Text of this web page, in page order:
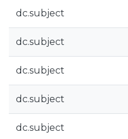
dc.subject
dc.subject
dc.subject
dc.subject
dc.subject